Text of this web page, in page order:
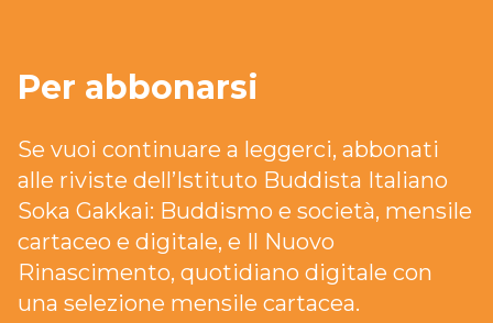
Per abbonarsi
Se vuoi continuare a leggerci, abbonati
alle riviste dell’Istituto Buddista Italiano
Soka Gakkai: Buddismo e società, mensile
cartaceo e digitale, e Il Nuovo
Rinascimento, quotidiano digitale con
una selezione mensile cartacea.